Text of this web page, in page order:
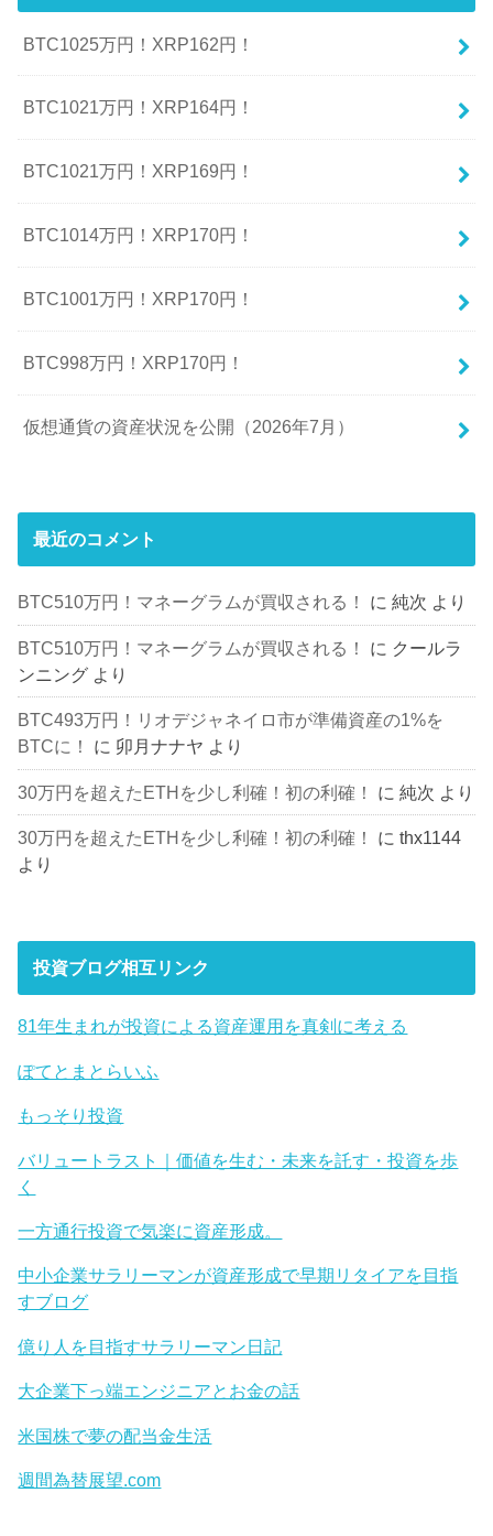
BTC1025万円！XRP162円！
BTC1021万円！XRP164円！
BTC1021万円！XRP169円！
BTC1014万円！XRP170円！
BTC1001万円！XRP170円！
BTC998万円！XRP170円！
仮想通貨の資産状況を公開（2026年7月）
最近のコメント
BTC510万円！マネーグラムが買収される！ に純次 より
BTC510万円！マネーグラムが買収される！ に クールラ
ンニング より
BTC493万円！リオデジャネイロ市が準備資産の1%を
BTCに！
に 卯月ナナヤ より
30万円を超えたETHを少し利確！初の利確！ に純次 より
30万円を超えたETHを少し利確！初の利確！ にthx1144
より
投資ブログ相互リンク
81年生まれが投資による資産運用を真剣に考える
ぽてとまとらいふ
もっそり投資
バリュートラスト｜価値を生む・未来を託す・投資を歩
く
一方通行投資で気楽に資産形成。
中小企業サラリーマンが資産形成で早期リタイアを目指
すブログ
億り人を目指すサラリーマン日記
大企業下っ端エンジニアとお金の話
米国株で夢の配当金生活
週間為替展望.com